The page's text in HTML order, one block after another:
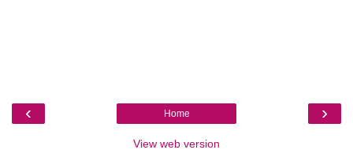
‹ ›
Home
View web version